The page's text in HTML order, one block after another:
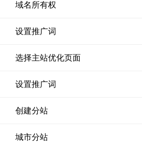
域名所有权
设置推广词
选择主站优化页面
设置推广词
创建分站
城市分站